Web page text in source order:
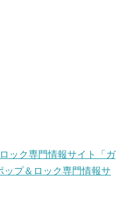
ック専門情報サイト「ガ
ップ＆ロック専門情報サ